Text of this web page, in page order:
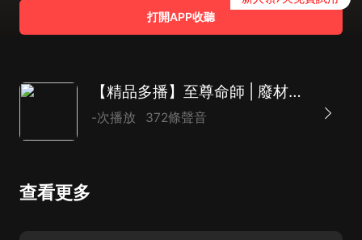
打開APP收聽
【精品多播】至尊命師 | 廢材逆襲
-次播放 372條聲音
查看更多